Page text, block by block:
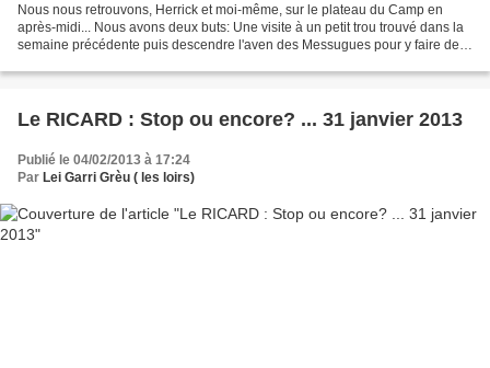
Nous nous retrouvons, Herrick et moi-même, sur le plateau du Camp en
après-midi... Nous avons deux buts: Une visite à un petit trou trouvé dans la
semaine précédente puis descendre l'aven des Messugues pour y faire des
Le RICARD : Stop ou encore? ... 31 janvier 2013
Publié le 04/02/2013 à 17:24
Par Lei Garri Grèu ( les loirs)